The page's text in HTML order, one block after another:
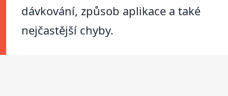
dávkování, způsob aplikace a také
nejčastější chyby.